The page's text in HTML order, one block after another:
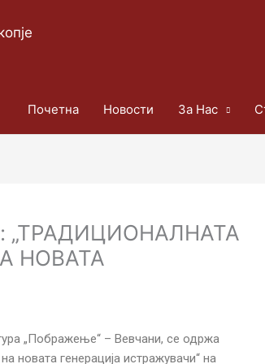
Почетна Новости За Нас
„ТРАДИЦИОНАЛНАТА
НОВАТА
„Пображење“ – Вевчани, се одржа
новата генерација истражувачи“ на